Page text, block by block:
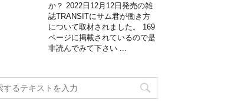
か？ 2022日12月12日発売の雑
誌TRANSITにサム君が働き方
について取材されました。 169
ページに掲載されているので是
非読んでみて下さい ...